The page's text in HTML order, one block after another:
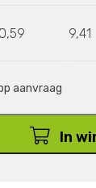
9,41
aanvraag
In